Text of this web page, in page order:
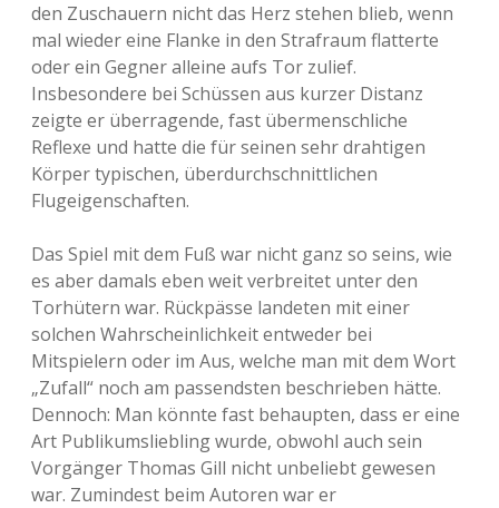
den Zuschauern nicht das Herz stehen blieb, wenn
mal wieder eine Flanke in den Strafraum flatterte
oder ein Gegner alleine aufs Tor zulief.
Insbesondere bei Schüssen aus kurzer Distanz
zeigte er überragende, fast übermenschliche
Reflexe und hatte die für seinen sehr drahtigen
Körper typischen, überdurchschnittlichen
Flugeigenschaften.
Das Spiel mit dem Fuß war nicht ganz so seins, wie
es aber damals eben weit verbreitet unter den
Torhütern war. Rückpässe landeten mit einer
solchen Wahrscheinlichkeit entweder bei
Mitspielern oder im Aus, welche man mit dem Wort
„Zufall“ noch am passendsten beschrieben hätte.
Dennoch: Man könnte fast behaupten, dass er eine
Art Publikumsliebling wurde, obwohl auch sein
Vorgänger Thomas Gill nicht unbeliebt gewesen
war. Zumindest beim Autoren war er